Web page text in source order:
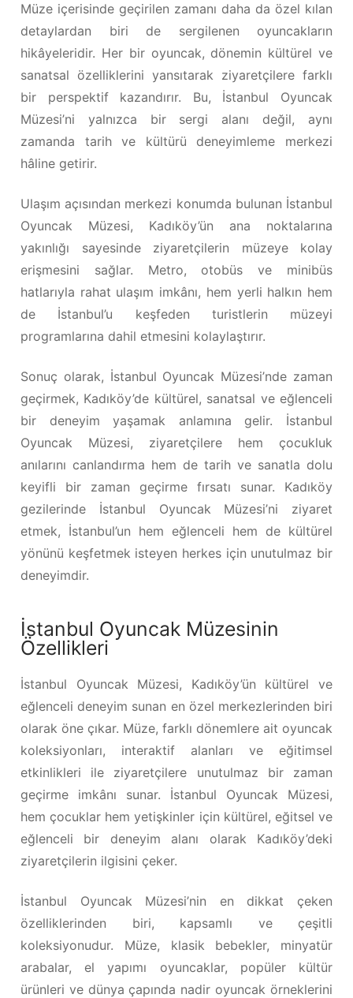
Müze içerisinde geçirilen zamanı daha da özel kılan
detaylardan biri de sergilenen oyuncakların
hikâyeleridir. Her bir oyuncak, dönemin kültürel ve
sanatsal özelliklerini yansıtarak ziyaretçilere farklı
bir perspektif kazandırır. Bu, İstanbul Oyuncak
Müzesi’ni yalnızca bir sergi alanı değil, aynı
zamanda tarih ve kültürü deneyimleme merkezi
hâline getirir.
Ulaşım açısından merkezi konumda bulunan İstanbul
Oyuncak Müzesi, Kadıköy’ün ana noktalarına
yakınlığı sayesinde ziyaretçilerin müzeye kolay
erişmesini sağlar. Metro, otobüs ve minibüs
hatlarıyla rahat ulaşım imkânı, hem yerli halkın hem
de İstanbul’u keşfeden turistlerin müzeyi
programlarına dahil etmesini kolaylaştırır.
Sonuç olarak, İstanbul Oyuncak Müzesi’nde zaman
geçirmek, Kadıköy’de kültürel, sanatsal ve eğlenceli
bir deneyim yaşamak anlamına gelir. İstanbul
Oyuncak Müzesi, ziyaretçilere hem çocukluk
anılarını canlandırma hem de tarih ve sanatla dolu
keyifli bir zaman geçirme fırsatı sunar. Kadıköy
gezilerinde İstanbul Oyuncak Müzesi’ni ziyaret
etmek, İstanbul’un hem eğlenceli hem de kültürel
yönünü keşfetmek isteyen herkes için unutulmaz bir
deneyimdir.
İstanbul Oyuncak Müzesinin
Özellikleri
İstanbul Oyuncak Müzesi, Kadıköy’ün kültürel ve
eğlenceli deneyim sunan en özel merkezlerinden biri
olarak öne çıkar. Müze, farklı dönemlere ait oyuncak
koleksiyonları, interaktif alanları ve eğitimsel
etkinlikleri ile ziyaretçilere unutulmaz bir zaman
geçirme imkânı sunar. İstanbul Oyuncak Müzesi,
hem çocuklar hem yetişkinler için kültürel, eğitsel ve
eğlenceli bir deneyim alanı olarak Kadıköy’deki
ziyaretçilerin ilgisini çeker.
İstanbul Oyuncak Müzesi’nin en dikkat çeken
özelliklerinden biri, kapsamlı ve çeşitli
koleksiyonudur. Müze, klasik bebekler, minyatür
arabalar, el yapımı oyuncaklar, popüler kültür
ürünleri ve dünya çapında nadir oyuncak örneklerini